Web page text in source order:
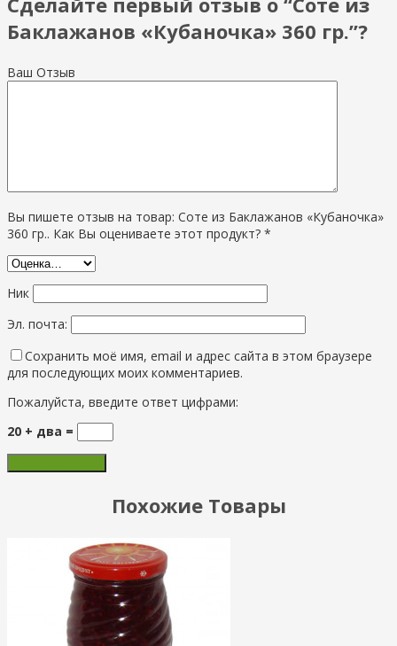
Баклажанов «Кубаночка» 360 гр.”?
Ваш Отзыв
Вы пишете отзыв на товар: Соте из Баклажанов «Кубаночка»
360 гр.. Как Вы оцениваете этот продукт? *
Ник
Эл. почта:
Сохранить моё имя, email и адрес сайта в этом браузере
для последующих моих комментариев.
Пожалуйста, введите ответ цифрами:
20 + два =
Похожие Товары